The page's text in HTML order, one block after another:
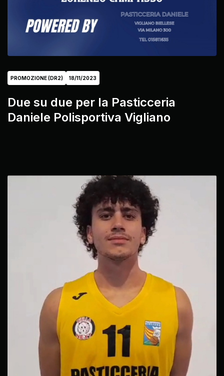
PROMOZIONE (DR2) 18/11/2023
Due su due per la Pasticceria
Daniele Polisportiva Vigliano